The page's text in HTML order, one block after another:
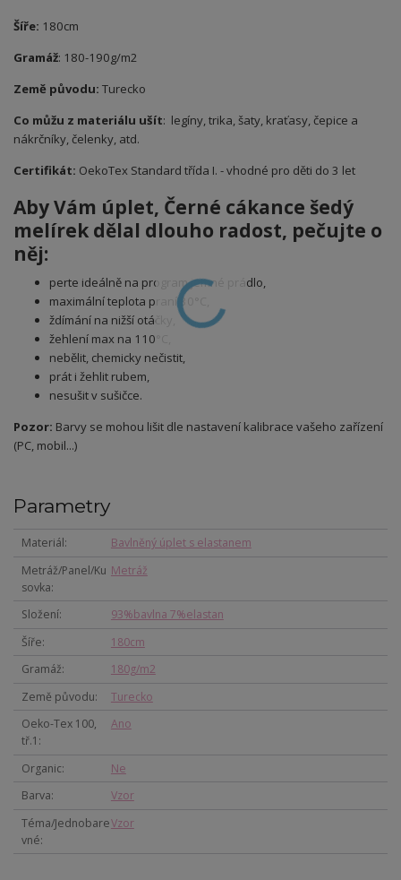
Šíře: 180cm
Gramáž: 180-190g/m2
Země původu: Turecko
Co můžu z materiálu ušít: legíny, trika, šaty, kraťasy, čepice a
nákrčníky, čelenky, atd.
Certifikát: OekoTex Standard třída I. - vhodné pro děti do 3 let
Aby Vám úplet, Černé cákance šedý
melírek dělal dlouho radost, pečujte o
něj:
perte ideálně na program jemné prádlo,
maximální teplota praní 30°C,
ždímání na nižší otáčky,
žehlení max na 110°C,
nebělit, chemicky nečistit,
prát i žehlit rubem,
nesušit v sušičce.
Pozor: Barvy se mohou lišit dle nastavení kalibrace vašeho zařízení
(PC, mobil...)
Parametry
Materiál
Bavlněný úplet s elastanem
Metráž/Panel/Ku
sovka
Metráž
Složení
93%bavlna 7%elastan
Šíře
180cm
Gramáž
180g/m2
Země původu
Turecko
Oeko-Tex 100,
tř.1
Ano
Organic
Ne
Barva
Vzor
Téma/Jednobare
vné
Vzor